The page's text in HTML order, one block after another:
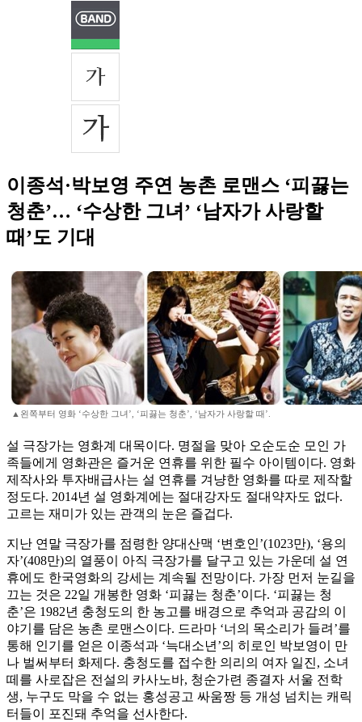
이종석·박보영 주연 농촌 로맨스 ‘피끓는
청춘’… ‘수상한 그녀’ ‘남자가 사랑할
때’도 기대
▲왼쪽부터 영화 ‘수상한 그녀’, ‘피끓는 청춘’, ‘남자가 사랑할 때’.
설 극장가는 영화계 대목이다. 명절을 맞아 오순도순 모인 가
족들에게 영화관은 즐거운 연휴를 위한 필수 아이템이다. 영화
제작사와 투자배급사는 설 연휴를 겨냥한 영화를 따로 제작할
정도다. 2014년 설 영화계에는 절대강자도 절대약자도 없다.
고르는 재미가 있는 관객의 눈은 즐겁다.
지난 연말 극장가를 점령한 양대산맥 ‘변호인’(1023만), ‘용의
자’(408만)의 열풍이 아직 극장가를 달구고 있는 가운데 설 연
휴에도 한국영화의 강세는 계속될 전망이다. 가장 먼저 눈길을
끄는 것은 22일 개봉한 영화 ‘피끓는 청춘’이다. ‘피끓는 청
춘’은 1982년 충청도의 한 농고를 배경으로 추억과 공감의 이
야기를 담은 농촌 로맨스이다. 드라마 ‘너의 목소리가 들려’를
통해 인기를 얻은 이종석과 ‘늑대소년’의 히로인 박보영이 만
나 벌써부터 화제다. 충청도를 접수한 의리의 여자 일진, 소녀
떼를 사로잡은 전설의 카사노바, 청순가련 종결자 서울 전학
생, 누구도 막을 수 없는 홍성공고 싸움짱 등 개성 넘치는 캐릭
터들이 포진돼 추억을 선사한다.